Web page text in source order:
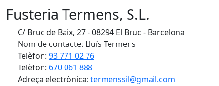
Fusteria Termens, S.L.
C/ Bruc de Baix, 27 - 08294 El Bruc - Barcelona
Nom de contacte: Lluís Termens
Telèfon: 93 771 02 76
Telèfon: 670 061 888
Adreça electrònica: termenssil@gmail.com